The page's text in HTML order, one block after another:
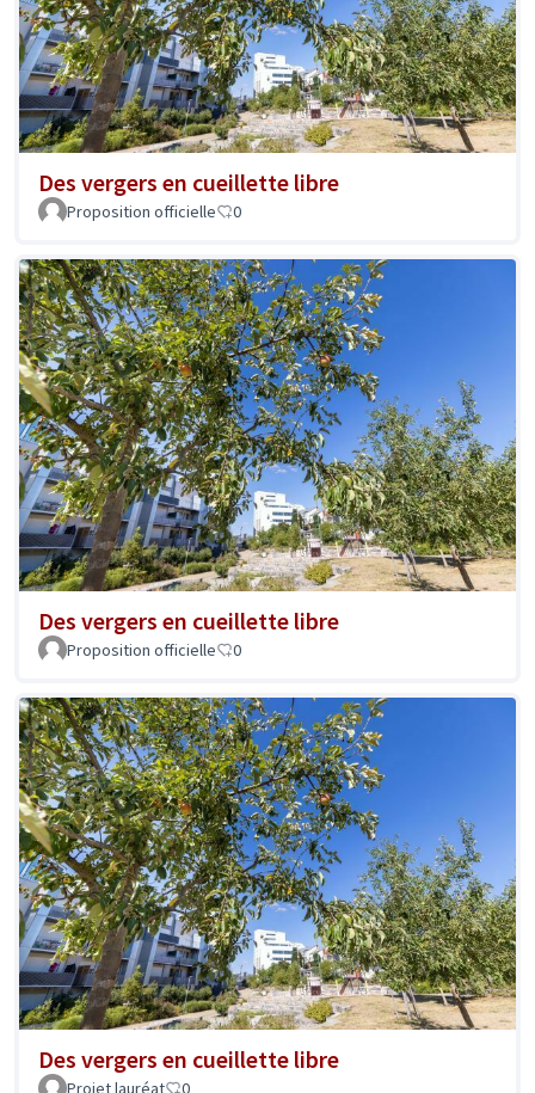
Des vergers en cueillette libre
Proposition officielle 0
Des vergers en cueillette libre
Proposition officielle 0
Des vergers en cueillette libre
Projet lauréat 0